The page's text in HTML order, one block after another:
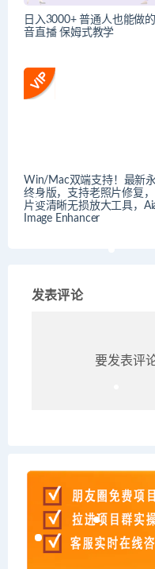
日入3000+ 普通人也能做
音直播 保姆式教学
Win/Mac双端支持！最新
终身版，支持老照片修复
片变清晰无损放大工具，
Image Enhancer
发表评论
要发表评